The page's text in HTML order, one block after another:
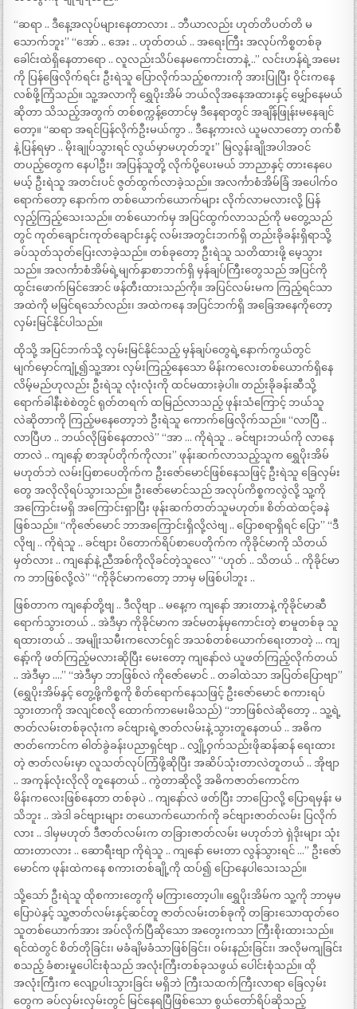
“ဆရာ .. ဒီနေ့အလုပ်များနေတာလား .. ဘီယာလည်း ဟုတ်တိပတ်တိ မ
သောက်ဘူး” “အော် .. အေး .. ဟုတ်တယ် .. အရေးကြီး အလုပ်ကိစ္စတစ်ခု
ခေါင်းထဲရှိနေတာရော .. လူလည်းသိပ်နေမကောင်းတာနဲ့ ..” လင်းဟန်ရဲ့အမေး
ကို ပြန်ဖြေလိုက်ရင်း ဦးရဲသူ ပြောလိုက်သည့်စကားကို အားပြုပြီး ဝိုင်းကနေ
လစ်ဖို့ကြံသည်။ သူ့အလာကို ရွှေပိုးအိမ် ဘယ်လိုအနေအထားနှင့် မျှော်နေမယ်
ဆိုတာ သိသည့်အတွက် တစ်စက္ကန့်တောင်မှ ဒီနေရာတွင် အချိန်ဖြုန်းမနေချင်
တော့။ “ဆရာ အရင်ပြန်လိုက်ဦးမယ်ကွာ .. ဒီနေ့ကားလဲ ယူမလာတော့ တက်စီ
နဲ့ ပြန်ရမှာ .. မိုးချုပ်သွားရင် လွယ်မှာမဟုတ်ဘူး” မြလွန်းချိုအပါအဝင်
တပည့်တွေက နေပါဦး၊ အပြန်သူတို့ လိုက်ပို့ပေးမယ် ဘာညာနှင့် တားနေပေ
မယ့် ဦးရဲသူ အတင်းပင် ဇွတ်ထွက်လာခဲ့သည်။ အလင်္ကာစံအိမ်ခြံ အပေါက်ဝ
ရောက်တော့ နောက်က တစ်ယောက်ယောက်များ လိုက်လာမလားလို့ ပြန်
လှည့်ကြည့်သေးသည်။ တစ်ယောက်မှ အပြင်ထွက်လာသည်ကို မတွေ့သည်
တွင် ကုတ်ချောင်းကုတ်ချောင်းနှင့် လမ်းအတွင်းဘက်ရှိ တည်းခိုခန်းရှိရာသို့
ခပ်သုတ်သုတ်ပြေးလာခဲ့သည်။ တစ်ခုတော့ ဦးရဲသူ သတိထားဖို့ မေ့သွား
သည်။ အလင်္ကာစံအိမ်ရဲ့မျက်နှာစာဘက်ရှိ မှန်ချပ်ကြီးတွေသည် အပြင်ကို
ထွင်းဖောက်မြင်အောင် ဖန်တီးထားသည်ကို။ အပြင်လမ်းမက ကြည့်ရင်သာ
အထဲကို မမြင်ရသော်လည်း၊ အထဲကနေ အပြင်ဘက်ရှိ အခြေအနေကိုတော့
လှမ်းမြင်နိုင်ပါသည်။
ထိုသို့ အပြင်ဘက်သို့ လှမ်းမြင်နိုင်သည့် မှန်ချပ်တွေရဲ့နောက်ကွယ်တွင်
မျက်မှောင်ကျုံ့၍သူ့အား လှမ်းကြည့်နေသော မိန်းကလေးတစ်ယောက်ရှိနေ
လိမ့်မည်ဟုလည်း ဦးရဲသူ လုံးလုံးကို ထင်မထားခဲ့ပါ။ တည်းခိုခန်းဆီသို့
ရောက်ခါနီးစဲစဲတွင် ရုတ်တရက် ထမြည်လာသည့် ဖုန်းသံကြောင့် ဘယ်သူ
လဲဆိုတာကို ကြည့်မနေတော့ဘဲ ဦးရဲသူ ကောက်ဖြေလိုက်သည်။ “လာပြီ ..
လာပြီဟ .. ဘယ်လိုဖြစ်နေတာလဲ” “အာ … ကိုရဲသူ .. ခင်ဗျားဘယ်ကို လာနေ
တာလဲ .. ကျနော့် စာအုပ်တိုက်ကိုလား” ဖုန်းဆက်လာသည့်သူက ရွှေပိုးအိမ်
မဟုတ်ဘဲ လမ်းပြစာပေတိုက်က ဦးဇော်မောင်ဖြစ်နေသဖြင့် ဦးရဲသူ ခြေလှမ်း
တွေ အလိုလိုရပ်သွားသည်။ ဦးဇော်မောင်သည် အလုပ်ကိစ္စကလွဲလို့ သူ့ကို
အကြောင်းမရှိ အကြောင်းရှာပြီး ဖုန်းဆက်တတ်သူမဟုတ်။ စိတ်ထဲထင့်ခနဲ
ဖြစ်သည်။ “ကိုဇော်မောင် ဘာအကြောင်းရှိလို့လဲဗျ .. ပြောစရာရှိရင် ပြော” “ဒီ
လိုဗျ .. ကိုရဲသူ .. ခင်ဗျား ပိတောက်ရိပ်စာပေတိုက်က ကိုခိုင်မာကို သိတယ်
မှတ်လား .. ကျနော်နဲ့ ညီအစ်ကိုလိုခင်တဲ့သူလေ” “ဟုတ် .. သိတယ် .. ကိုခိုင်မာ
က ဘာဖြစ်လို့လဲ” “ကိုခိုင်မာကတော့ ဘာမှ မဖြစ်ပါဘူး ..
ဖြစ်တာက ကျနော်တို့ဗျ .. ဒီလိုဗျာ .. မနေ့က ကျနော် အားတာနဲ့ ကိုခိုင်မာဆီ
ရောက်သွားတယ် .. အဲဒီမှာ ကိုခိုင်မာက အင်မတန်မှကောင်းတဲ့ စာမူတစ်ခု သူ
ရထားတယ် .. အမျိုးသမီးကလောင်ရှင် အသစ်တစ်ယောက်ရေးတာတဲ့ … ကျ
နော့်ကို ဖတ်ကြည့်မလားဆိုပြီး မေးတော့ ကျနော်လဲ ယူဖတ်ကြည့်လိုက်တယ်
.. အဲဒီမှာ ….” “အဲဒီမှာ ဘာဖြစ်လဲ ကိုဇော်မောင် .. တခါထဲသာ အပြတ်ပြောဗျာ”
(ရွှေပိုးအိမ်နှင့် တွေ့ဖို့ကိစ္စကို စိတ်ရောက်နေသဖြင့် ဦးဇော်မောင် စကားရပ်
သွားတာကို အလျင်စလို ထောက်ကာမေးမိသည်) “ဘာဖြစ်လဲဆိုတော့ .. သူ့ရဲ့
ဇာတ်လမ်းတစ်ခုလုံးက ခင်ဗျားရဲ့ဇာတ်လမ်းနဲ့ သွားတူနေတယ် .. အဓိက
ဇာတ်ကောင်က ဓါတ်ခွဲခန်းပညာရှင်ဗျာ .. လျှို့ဝှက်သည်းဖိုဆန်ဆန် ရေးထား
တဲ့ ဇာတ်လမ်းမှာ လူသတ်လုပ်ကြံဖို့ဆိုပြီး အဆိပ်သုံးတာလဲတူတယ် .. အိုဗျာ
.. အကုန်လုံးလိုလို တူနေတယ် .. ကွဲတာဆိုလို့ အဓိကဇာတ်ကောင်က
မိန်းကလေးဖြစ်နေတာ တစ်ခုပဲ .. ကျနော်လဲ ဖတ်ပြီး ဘာပြောလို့ ပြောရမှန်း မ
သိဘူး .. အဲဒါ ခင်ဗျားများ တယောက်ယောက်ကို ခင်ဗျားဇာတ်လမ်း ပြလိုက်
လား .. ဒါမှမဟုတ် ဒီဇာတ်လမ်းက တခြားဇာတ်လမ်း မဟုတ်ဘဲ ရှဲဒိုးများ သုံး
ထားတာလား .. ဆောရီးဗျာ ကိုရဲသူ .. ကျနော် မေးတာ လွန်သွားရင် …” ဦးဇော်
မောင်က ဖုန်းထဲကနေ စကားတစ်ချို့ကို ထပ်၍ ပြောနေပါသေးသည်။
သို့သော် ဦးရဲသူ ထိုစကားတွေကို မကြားတော့ပါ။ ရွှေပိုးအိမ်က သူ့ကို ဘာမှမ
ပြောပဲနှင့် သူ့ဇာတ်လမ်းနှင့်ဆင်တူ ဇာတ်လမ်းတစ်ခုကို တခြားသောထုတ်ဝေ
သူတစ်ယောက်အား အပ်လိုက်ပြီဆိုသော အတွေးကသာ ကြီးစိုးထားသည်။
ရင်ထဲတွင် စိတ်တိုခြင်း၊ မခံချိမခံသာဖြစ်ခြင်း၊ ဝမ်းနည်းခြင်း၊ အလိုမကျခြင်း
စသည့် ခံစားမှုပေါင်းစုံသည် အလုံးကြီးတစ်ခုသဖွယ် ပေါင်းစုံသည်။ ထို
အလုံးကြီးက လျော့ပါးသွားခြင်း မရှိဘဲ ကြီးသထက်ကြီးလာရာ ခြေလှမ်း
တွေက ခပ်လှမ်းလှမ်းတွင် မြင်နေရပြီဖြစ်သော စွယ်တော်ရိပ်ဆိုသည့်